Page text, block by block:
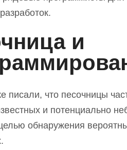
и
писали, что песочницы
и потенциально
обнаружения